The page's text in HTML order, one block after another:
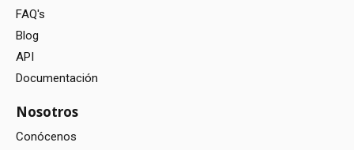
FAQ's
Blog
API
Documentación
Nosotros
Conócenos